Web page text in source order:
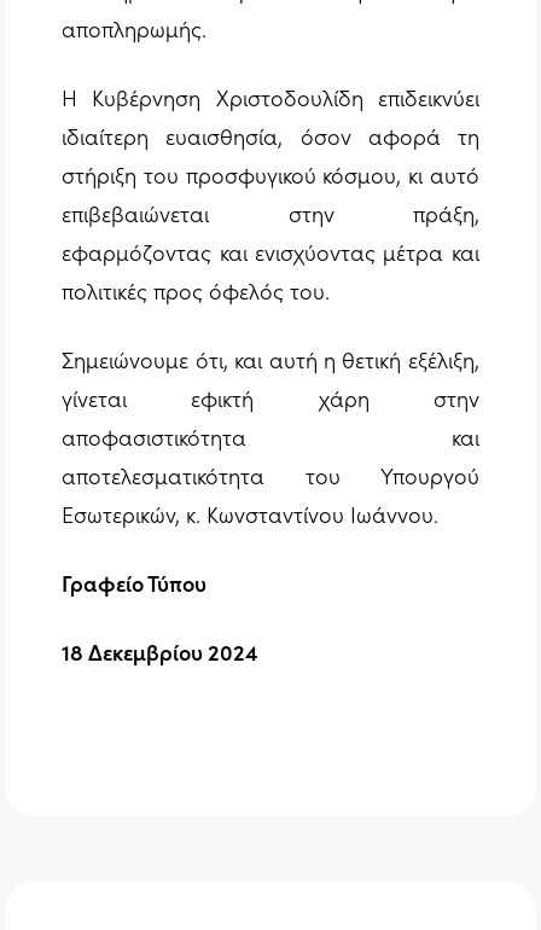
αποπληρωμής.
Η Κυβέρνηση Χριστοδουλίδη επιδεικνύει
ιδιαίτερη ευαισθησία, όσον αφορά τη
στήριξη του προσφυγικού κόσμου, κι αυτό
επιβεβαιώνεται στην πράξη,
εφαρμόζοντας και ενισχύοντας μέτρα και
πολιτικές προς όφελός του.
Σημειώνουμε ότι, και αυτή η θετική εξέλιξη,
γίνεται εφικτή χάρη στην
αποφασιστικότητα και
αποτελεσματικότητα του Υπουργού
Εσωτερικών, κ. Κωνσταντίνου Ιωάννου.
Γραφείο Τύπου
18 Δεκεμβρίου 2024